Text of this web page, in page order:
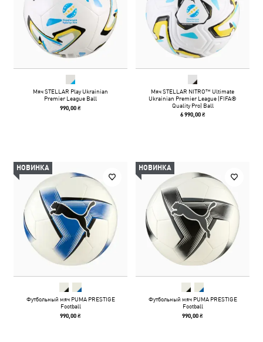
Мяч STELLAR Play Ukrainian
Premier League Ball
990,00 ₴
Мяч STELLAR NITRO™ Ultimate
Ukrainian Premier League (FIFA®
Quality Pro) Ball
6 990,00 ₴
НОВИНКА
Футбольный мяч PUMA PRESTIGE
Football
990,00 ₴
НОВИНКА
Футбольный мяч PUMA PRESTIGE
Football
990,00 ₴